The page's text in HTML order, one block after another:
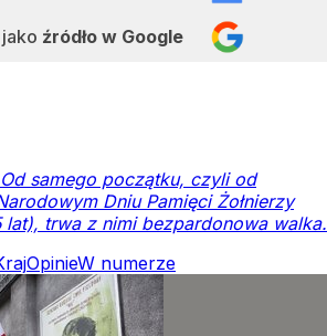
źródło w Google
Od samego początku, czyli od
Dniu Pamięci Żołnierzy
lat), trwa z nimi bezpardonowa walka.
OpinieW numerze